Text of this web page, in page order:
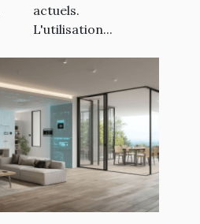
actuels.
L'utilisation...